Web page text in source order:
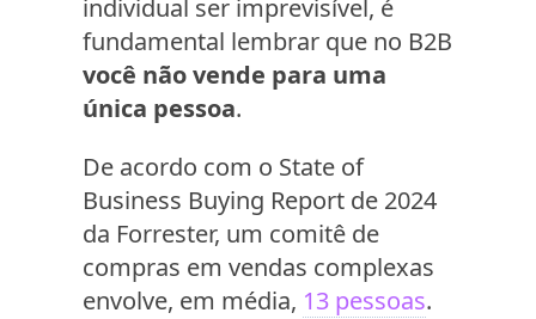
individual ser imprevisível, é
fundamental lembrar que no B2B
você não vende para uma
única pessoa.
De acordo com o State of
Business Buying Report de 2024
da Forrester, um comitê de
compras em vendas complexas
envolve, em média, 13 pessoas.